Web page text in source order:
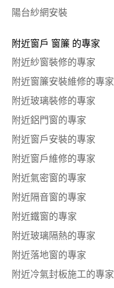
陽台紗網安裝
附近窗戶 窗簾 的專家
附近紗窗裝修的專家
附近窗簾安裝維修的專家
附近玻璃裝修的專家
附近鋁門窗的專家
附近窗戶安裝的專家
附近窗戶維修的專家
附近氣密窗的專家
附近隔音窗的專家
附近鐵窗的專家
附近玻璃隔熱的專家
附近落地窗的專家
附近冷氣封板施工的專家